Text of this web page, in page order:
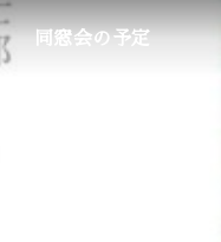
同窓会の予定